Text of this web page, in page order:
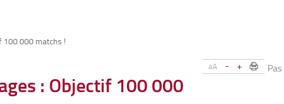
100 000 matchs !
aA - +
: Objectif 100 000